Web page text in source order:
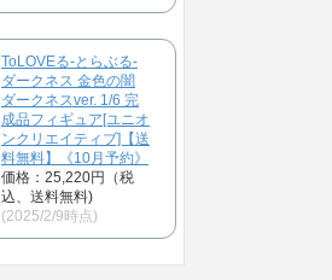
ToLOVEる-とらぶる-
ダークネス 金色の闇
ダークネスver. 1/6 完
成品フィギュア[ユニオ
ンクリエイティブ]【送
料無料】《10月予約》
価格：25,220円（税
込、送料無料)
(2025/2/9時点)